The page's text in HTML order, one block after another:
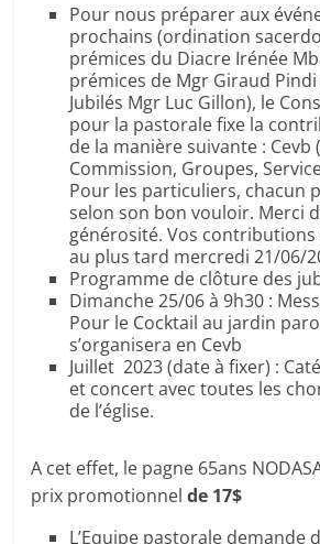
Pour nous préparer aux
prochains (ordination
prémices du Diacre Irénée
prémices de Mgr Giraud
Jubilés Mgr Luc Gillon), le
pour la pastorale fixe la
de la manière suivante : Cevb
Commission, Groupes,
Pour les particuliers, chacun
selon son bon vouloir. Merci
générosité. Vos
au plus tard mercredi 21/06/
Programme de clôture des
Dimanche 25/06 à 9h30 :
Pour le Cocktail au jardin
s’organisera en Cevb
Juillet 2023 (date à fixer) :
et concert avec toutes les
de l’église.
A cet effet, le pagne 65ans
prix promotionnelde 17$
L’Equipe pastorale demande